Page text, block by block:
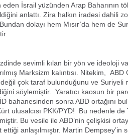
İsrail yüzünden Arap Baharının
anlattı. Zira halkın iradesi dahili
dolayı hem Mısır’da hem de
sevimli kılan bir yön ve ideoloji
Marksizm kalıntısı. Nitekim,
değil çok taraf bulunduğunu ve
söylemiştir. Yaratıcı kaosun bir
bahanesinden sonra ABD ortağını
ulusalcısı PKK/PYD! Bu nedenle de
Bu vesile ile ABD’nin çelişkisi
anlaşılmıştır. Martin Dempsey’in